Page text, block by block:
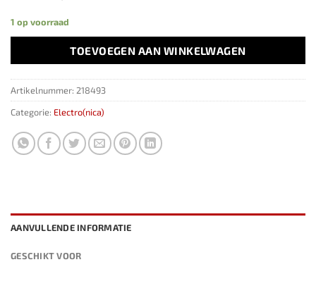
1 op voorraad
TOEVOEGEN AAN WINKELWAGEN
Artikelnummer: 218493
Categorie: Electro(nica)
AANVULLENDE INFORMATIE
GESCHIKT VOOR